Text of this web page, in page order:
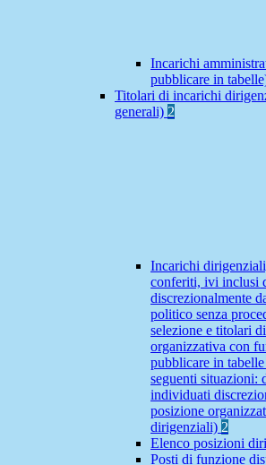
Incarichi
pubblicare in
Titolari di incarichi
generali) 2
Incarichi
conferiti, ivi inclusi
discrezionalmente
politico senza
selezione e titolari
organizzativa con
pubblicare in
seguenti situazioni:
individuati
posizione
dirigenziali) 2
Elenco posizioni
Posti di funzione